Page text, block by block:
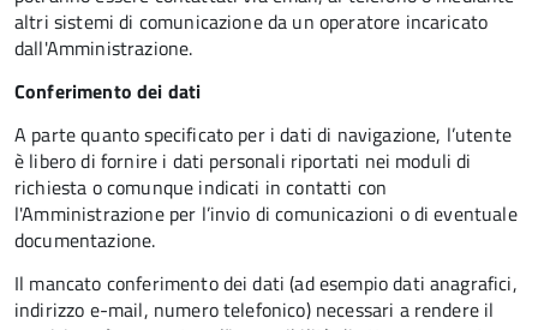
altri sistemi di comunicazione da un operatore incaricato
dall'Amministrazione.
Conferimento dei dati
A parte quanto specificato per i dati di navigazione, l’utente
è libero di fornire i dati personali riportati nei moduli di
richiesta o comunque indicati in contatti con
l'Amministrazione per l’invio di comunicazioni o di eventuale
documentazione.
Il mancato conferimento dei dati (ad esempio dati anagrafici,
indirizzo e-mail, numero telefonico) necessari a rendere il